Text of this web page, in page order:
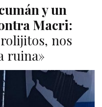
y un
Macri:
nos
ruina»